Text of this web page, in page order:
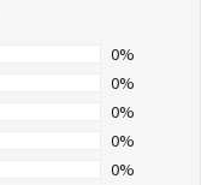
0%
0%
0%
0%
0%